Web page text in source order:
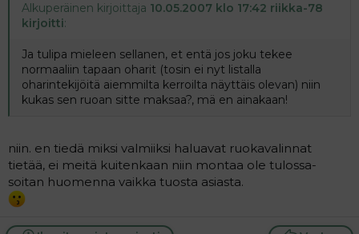
Alkuperäinen kirjoittaja 10.05.2007 klo 17:42 riikka-78
kirjoitti:
Ja tulipa mieleen sellanen, et entä jos joku tekee
normaaliin tapaan oharit (tosin ei nyt listalla
oharintekijöitä aiemmilta kerroilta näyttäis olevan) niin
kukas sen ruoan sitte maksaa?, mä en ainakaan!
niin. en tiedä miksi valmiiksi haluavat ruokavalinnat
tietää, ei meitä kuitenkaan niin montaa ole tulossa-
soitan huomenna vaikka tuosta asiasta.